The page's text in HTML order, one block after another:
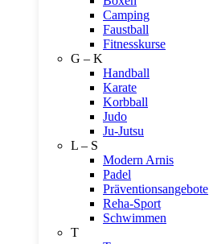
Camping
Faustball
Fitnesskurse
G – K
Handball
Karate
Korbball
Judo
Ju-Jutsu
L – S
Modern Arnis
Padel
Präventionsangebote
Reha-Sport
Schwimmen
T